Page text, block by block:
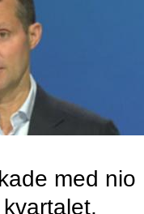
med nio